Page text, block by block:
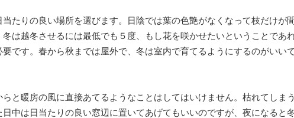
たりの良い場所を選びます。日陰では葉の色艶がなくなって枝だけが
は越冬させるには最低でも５度、もし花を咲かせたいということであ
です。春から秋までは屋外で、冬は室内で育てるようにするのがいい
らと暖房の風に直接あてるようなことはしてはいけません。枯れてしま
日中は日当たりの良い窓辺に置いてあげてもいいのですが、夜になると